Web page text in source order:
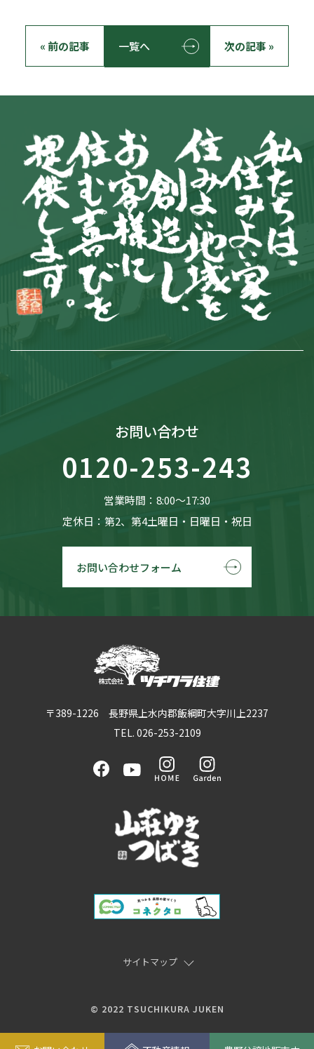
« 前の記事 一覧へ 次の記事 »
お問い合わせ
0120-253-243
営業時間：8:00〜17:30
定休日：第2、第4土曜日・日曜日・祝日
お問い合わせフォーム
〒389-1226 長野県上水内郡飯綱町大字川上2237
TEL. 026-253-2109
サイトマップ
© 2022 TSUCHIKURA JUKEN